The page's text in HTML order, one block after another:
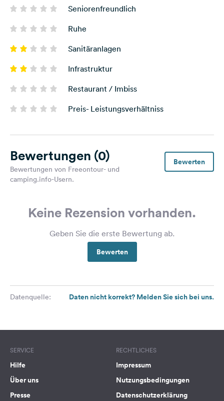
Seniorenfreundlich
Ruhe
Sanitäranlagen
Infrastruktur
Restaurant / Imbiss
Preis- Leistungsverhältniss
Bewertungen (0)
Bewertungen von Freeontour- und
camping.info-Usern.
Bewerten
Keine Rezension vorhanden.
Geben Sie die erste Bewertung ab.
Bewerten
Datenquelle: Daten nicht korrekt? Melden Sie sich bei uns.
SERVICE
Hilfe
Über uns
Presse
RECHTLICHES
Impressum
Nutzungsbedingungen
Datenschutzerklärung